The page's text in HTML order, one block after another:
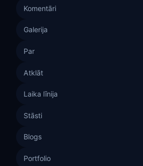
Komentāri
Galerija
Par
Atklāt
Laika līnija
Stāsti
Blogs
Portfolio